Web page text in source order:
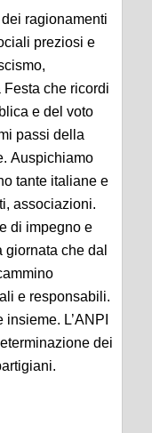
ragionamenti
preziosi e
che ricordi
e del voto
passi della
Auspichiamo
tante italiane e
associazioni.
di impegno e
che dal
e responsabili.
L’ANPI
dei